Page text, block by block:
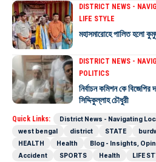
DISTRICT NEWS -
LIFE STYLE
মহাসমারোহে পালিত হলো
DISTRICT NEWS -
POLITICS
নির্বাচন কমিশন কে
সিদ্দিকুল্লাহ চৌধুরী
Quick Links: District News - Navigating
west bengal
district STATE
HEALTH
Health
Blog - Insights,
Accident
SPORTS Health LIFE